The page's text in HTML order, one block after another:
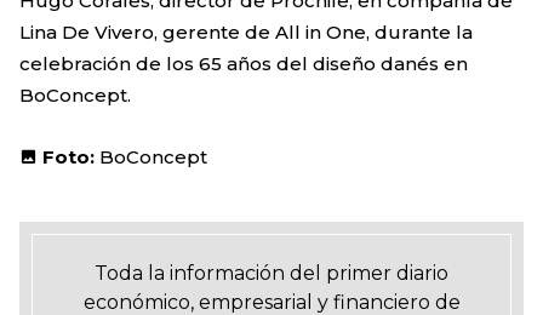
Lina De Vivero, gerente de All in One, durante la
celebración de los 65 años del diseño danés en
BoConcept.
Foto: BoConcept
Toda la información del primer diario
económico, empresarial y financiero de